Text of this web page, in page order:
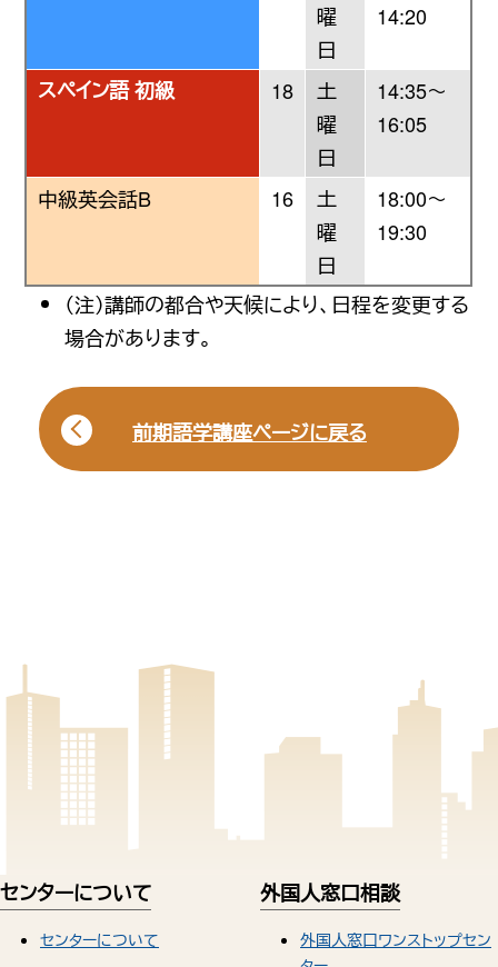
曜
日
14:20
スペイン語 初級 18
土
曜
日
14:35〜
16:05
中級英会話B 16
土
曜
日
18:00〜
19:30
（注）講師の都合や天候により、日程を変更する
場合があります。
前期語学講座ページに戻る
センターについて
センターについて
外国人窓口相談
外国人窓口ワンストップセン